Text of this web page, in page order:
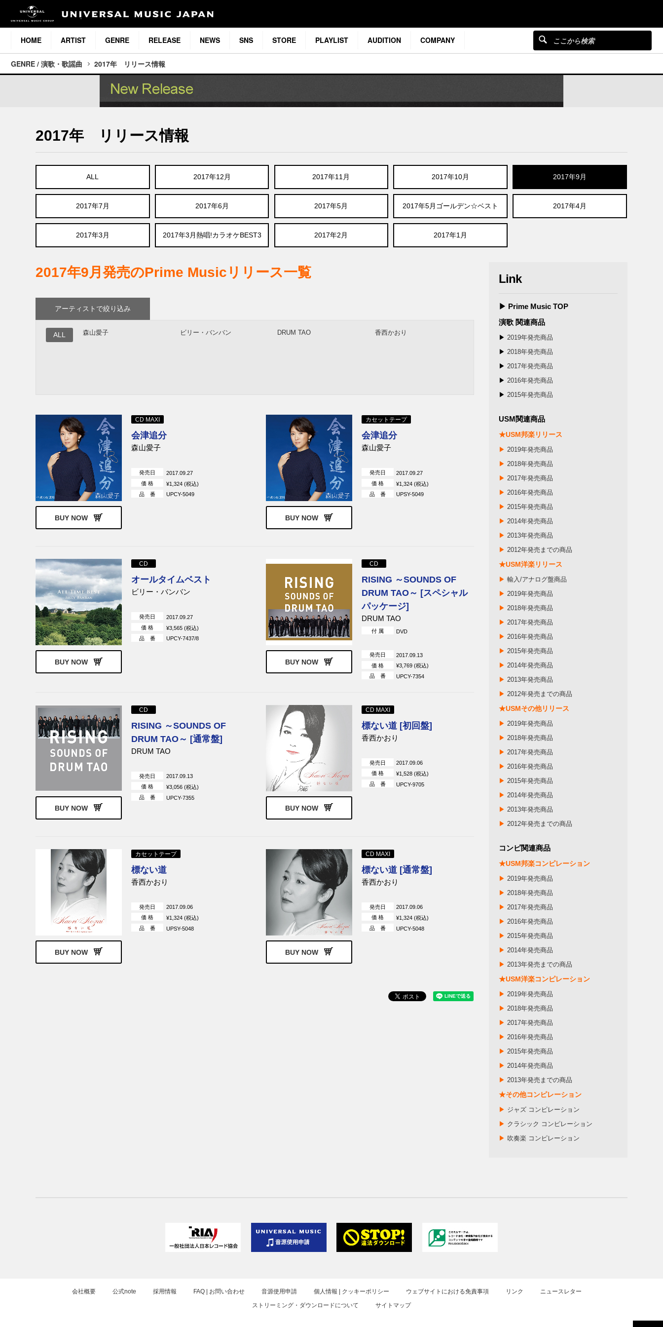
HOME ARTIST GENRE RELEASE NEWS SNS STORE PLAYLIST AUDITION COMPANY
GENRE / 演歌・歌謡曲 2017年 リリース情報
2017年 リリース情報
ALL 2017年12月 2017年11月 2017年10月 2017年9月
2017年7月 2017年6月 2017年5月 2017年5月ゴールデン☆ベスト 2017年4月
2017年3月 2017年3月熱唱!カラオケBEST3 2017年2月 2017年1月
2017年9月発売のPrime Musicリリース一覧
アーティストで絞り込み
ALL 森山愛子 ビリー・バンバン DRUM TAO 香西かおり
BUY NOW
CD MAXI
会津追分
森山愛子
発売日
2017.09.27
価 格
¥1,324 (税込)
品 番
UPCY-5049
BUY NOW
カセットテープ
会津追分
森山愛子
発売日
2017.09.27
価 格
¥1,324 (税込)
品 番
UPSY-5049
BUY NOW
CD
オールタイムベスト
ビリー・バンバン
発売日
2017.09.27
価 格
¥3,565 (税込)
品 番
UPCY-7437/8
BUY NOW
CD
RISING ～SOUNDS OF
DRUM TAO～ [スペシャル
パッケージ]
DRUM TAO
付 属 DVD
発売日
2017.09.13
価 格
¥3,769 (税込)
品 番
UPCY-7354
BUY NOW
CD
RISING ～SOUNDS OF
DRUM TAO～ [通常盤]
DRUM TAO
発売日
2017.09.13
価 格
¥3,056 (税込)
品 番
UPCY-7355
BUY NOW
CD MAXI
標ない道 [初回盤]
香西かおり
発売日
2017.09.06
価 格
¥1,528 (税込)
品 番
UPCY-9705
BUY NOW
カセットテープ
標ない道
香西かおり
発売日
2017.09.06
価 格
¥1,324 (税込)
品 番
UPSY-5048
BUY NOW
CD MAXI
標ない道 [通常盤]
香西かおり
発売日
2017.09.06
価 格
¥1,324 (税込)
品 番
UPCY-5048
Link
▶ Prime Music TOP
演歌 関連商品
▶2019年発売商品
▶2018年発売商品
▶2017年発売商品
▶2016年発売商品
▶ 2015年発売商品
USM関連商品
★USM邦楽リリース
▶ 2019年発売商品
▶ 2018年発売商品
▶ 2017年発売商品
▶ 2016年発売商品
▶ 2015年発売商品
▶ 2014年発売商品
▶ 2013年発売商品
▶ 2012年発売までの商品
★USM洋楽リリース
▶ 輸入/アナログ盤商品
▶ 2019年発売商品
▶ 2018年発売商品
▶ 2017年発売商品
▶ 2016年発売商品
▶ 2015年発売商品
▶2014年発売商品
▶ 2013年発売商品
▶ 2012年発売までの商品
★USMその他リリース
▶ 2019年発売商品
▶ 2018年発売商品
▶ 2017年発売商品
▶ 2016年発売商品
▶ 2015年発売商品
▶ 2014年発売商品
▶ 2013年発売商品
▶ 2012年発売までの商品
コンピ関連商品
★USM邦楽コンピレーション
▶ 2019年発売商品
▶ 2018年発売商品
▶ 2017年発売商品
▶ 2016年発売商品
▶ 2015年発売商品
▶ 2014年発売商品
▶ 2013年発売までの商品
★USM洋楽コンピレーション
▶ 2019年発売商品
▶ 2018年発売商品
▶ 2017年発売商品
▶ 2016年発売商品
▶ 2015年発売商品
▶ 2014年発売商品
▶ 2013年発売までの商品
★その他コンピレーション
▶ ジャズ コンピレーション
▶ クラシック コンピレーション
▶ 吹奏楽 コンピレーション
会社概要 公式note 採用情報 FAQ | お問い合わせ 音源使用申請 個人情報 | クッキーポリシー ウェブサイトにおける免責事項 リンク ニュースレター
ストリーミング・ダウンロードについて サイトマップ